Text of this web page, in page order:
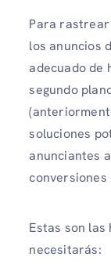
Para
los anuncios
adecuado de
segundo
soluciones
anunciantes
Estas son
necesitarás: